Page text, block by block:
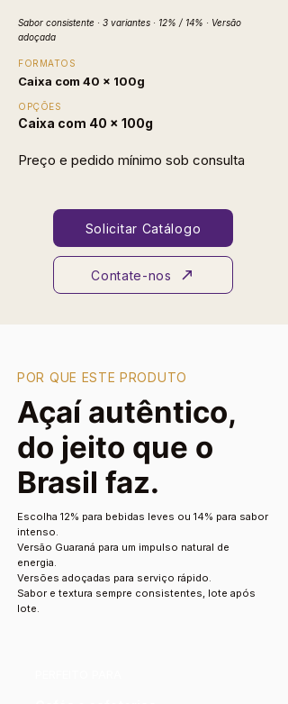
Sabor consistente · 3 variantes · 12% / 14% · Versão
adoçada
FORMATOS
Caixa com 40 × 100g
OPÇÕES
Caixa com 40 × 100g
Preço e pedido mínimo sob consulta
Solicitar Catálogo
Contate-nos
POR QUE ESTE PRODUTO
Açaí autêntico,
do jeito que o
Brasil faz.
Escolha 12% para bebidas leves ou 14% para sabor
intenso.
Versão Guaraná para um impulso natural de
energia.
Versões adoçadas para serviço rápido.
Sabor e textura sempre consistentes, lote após
lote.